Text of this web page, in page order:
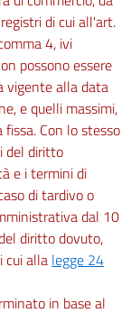
di cui all'art.
4, ivi
possono essere
vigente alla data
e quelli massimi,
Con lo stesso
del diritto
e i termini di
di tardivo o
dal 10
diritto dovuto,
cui alla legge 24
in base al